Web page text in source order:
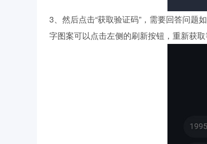
3、然后点击“获取验证码”，需要回答问题
字图案可以点击左侧的刷新按钮，重新获